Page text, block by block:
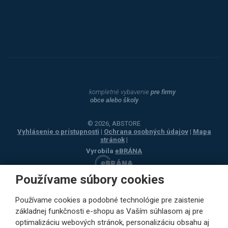
Používame súbory cookies
Používame cookies a podobné technológie pre zaistenie
základnej funkčnosti e-shopu as Vaším súhlasom aj pre
optimalizáciu webových stránok, personalizáciu obsahu aj
kompletné vybavenie pre firmy
obce alebo školy
© 2026, ABSTORE
Vyhlásenie o prístupnosti | Ochrana osobných údajov | Mapa
stránok |
Vyrobila eBRÁNA